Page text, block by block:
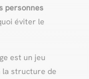
personnes
éviter le
est un jeu
la structure de